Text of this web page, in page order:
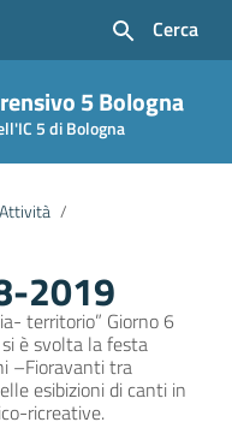
Cerca
5 Bologna
5 di Bologna
/
2019
territorio” Giorno 6
è svolta la festa
–Fioravanti tra
esibizioni di canti in
ricreative.